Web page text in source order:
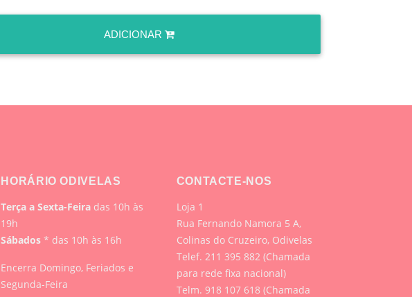
ADICIONAR
HORÁRIO ODIVELAS
Terça a Sexta-Feira das 10h às
19h
Sábados* das 10h às 16h
Encerra Domingo, Feriados e
Segunda-Feira
CONTACTE-NOS
Loja 1
Rua Fernando Namora 5 A,
Colinas do Cruzeiro, Odivelas
Telef. 211 395 882 (Chamada
para rede fixa nacional)
Telm. 918 107 618 (Chamada